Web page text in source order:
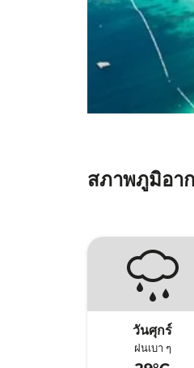
สภาพภูมิอา
วันศุกร์
ฝนเบา ๆ